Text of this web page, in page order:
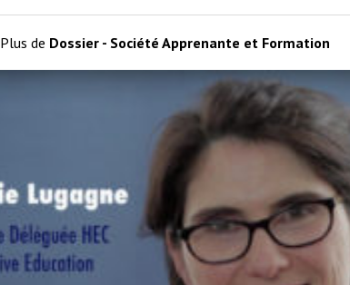
Plus de Dossier - Société Apprenante et Formation